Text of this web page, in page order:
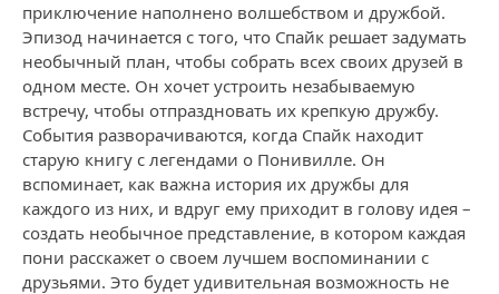
приключение наполнено волшебством и дружбой.
Эпизод начинается с того, что Спайк решает задумать
необычный план, чтобы собрать всех своих друзей в
одном месте. Он хочет устроить незабываемую
встречу, чтобы отпраздновать их крепкую дружбу.
События разворачиваются, когда Спайк находит
старую книгу с легендами о Понивилле. Он
вспоминает, как важна история их дружбы для
каждого из них, и вдруг ему приходит в голову идея –
создать необычное представление, в котором каждая
пони расскажет о своем лучшем воспоминании с
друзьями. Это будет удивительная возможность не